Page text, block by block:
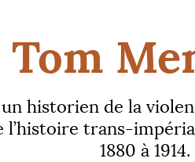
Tom
historien de la
l’histoire trans-
1880 à 1914.